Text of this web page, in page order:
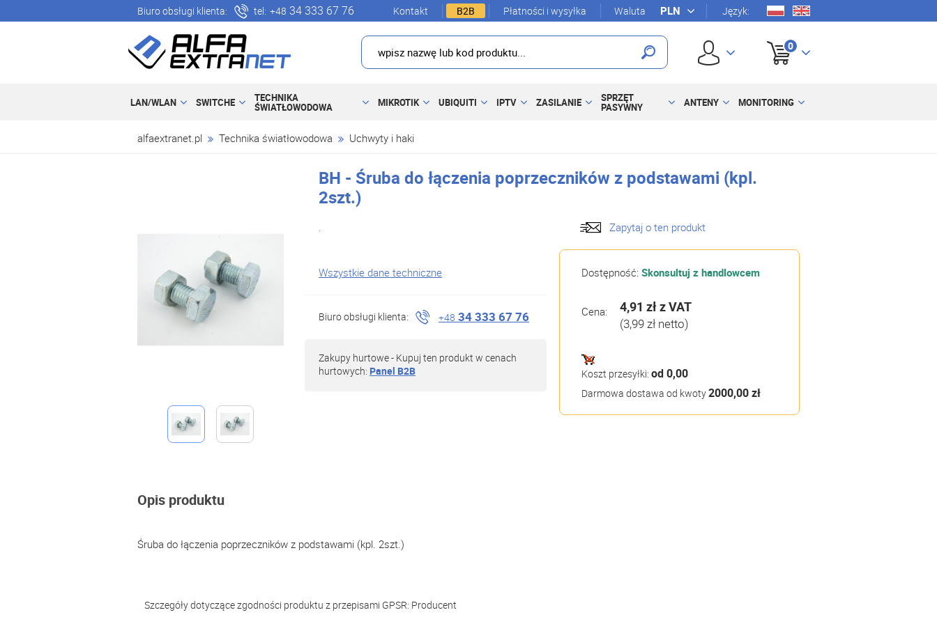
Biuro obsługi klienta: tel: +48 34 333 67 76 Kontakt B2B Płatności i wysyłka Waluta Język:
0
LAN/WLAN SWITCHE TECHNIKA
ŚWIATŁOWODOWA MIKROTIK UBIQUITI IPTV ZASILANIE SPRZĘT
PASYWNY ANTENY MONITORING
alfaextranet.pl Technika światłowodowa Uchwyty i haki
BH - Śruba do łączenia poprzeczników z podstawami (kpl.
2szt.)
. Zapytaj o ten produkt
Wszystkie dane techniczne
Biuro obsługi klienta: +48 34 333 67 76
Zakupy hurtowe - Kupuj ten produkt w cenach
hurtowych: Panel B2B
Dostępność: Skonsultuj z handlowcem
Cena: 4,91 złz VAT
(3,99 zł netto)
Koszt przesyłki: od 0,00
Darmowa dostawa od kwoty2000,00 zł
Opis produktu
Śruba do łączenia poprzeczników z podstawami (kpl. 2szt.)
Szczegóły dotyczące zgodności produktu z przepisami GPSR: Producent